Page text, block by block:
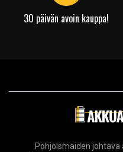
30 päivän avoin kauppa!
Pohjoismaiden johtava